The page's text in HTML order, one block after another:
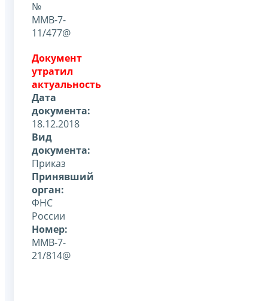
№
ММВ-7-
11/477@
Документ
утратил
актуальность
Дата
документа:
18.12.2018
Вид
документа:
Приказ
Принявший
орган:
ФНС
России
Номер:
ММВ-7-
21/814@